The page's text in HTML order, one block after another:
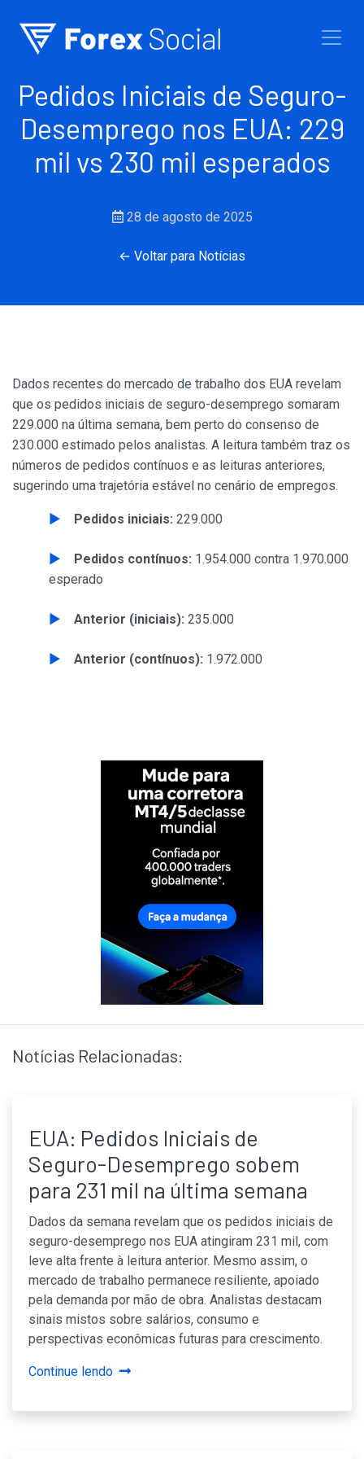
Pedidos Iniciais de Seguro-
Desemprego nos EUA: 229
mil vs 230 mil esperados
28 de agosto de 2025
← Voltar para Notícias
Dados recentes do mercado de trabalho dos EUA revelam
que os pedidos iniciais de seguro-desemprego somaram
229.000 na última semana, bem perto do consenso de
230.000 estimado pelos analistas. A leitura também traz os
números de pedidos contínuos e as leituras anteriores,
sugerindo uma trajetória estável no cenário de empregos.
Pedidos iniciais: 229.000
Pedidos contínuos: 1.954.000 contra 1.970.000
esperado
Anterior (iniciais): 235.000
Anterior (contínuos): 1.972.000
Notícias Relacionadas:
EUA: Pedidos Iniciais de
Seguro-Desemprego sobem
para 231 mil na última semana
Dados da semana revelam que os pedidos iniciais de
seguro-desemprego nos EUA atingiram 231 mil, com
leve alta frente à leitura anterior. Mesmo assim, o
mercado de trabalho permanece resiliente, apoiado
pela demanda por mão de obra. Analistas destacam
sinais mistos sobre salários, consumo e
perspectivas econômicas futuras para crescimento.
Continue lendo